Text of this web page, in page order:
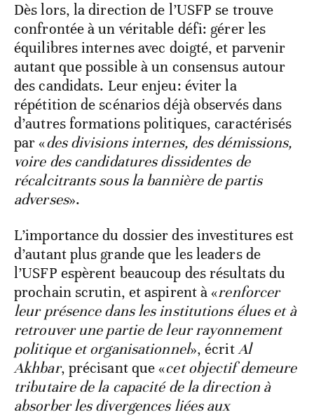
Dès lors, la direction de l’USFP se trouve
confrontée à un véritable défi: gérer les
équilibres internes avec doigté, et parvenir
autant que possible à un consensus autour
des candidats. Leur enjeu: éviter la
répétition de scénarios déjà observés dans
d’autres formations politiques, caractérisés
par «des divisions internes, des démissions,
voire des candidatures dissidentes de
récalcitrants sous la bannière de partis
adverses».
L’importance du dossier des investitures est
d’autant plus grande que les leaders de
l’USFP espèrent beaucoup des résultats du
prochain scrutin, et aspirent à «renforcer
leur présence dans les institutions élues et à
retrouver une partie de leur rayonnement
politique et organisationnel», écritAl
Akhbar, précisant que «cet objectif demeure
tributaire de la capacité de la direction à
absorber les divergences liées aux